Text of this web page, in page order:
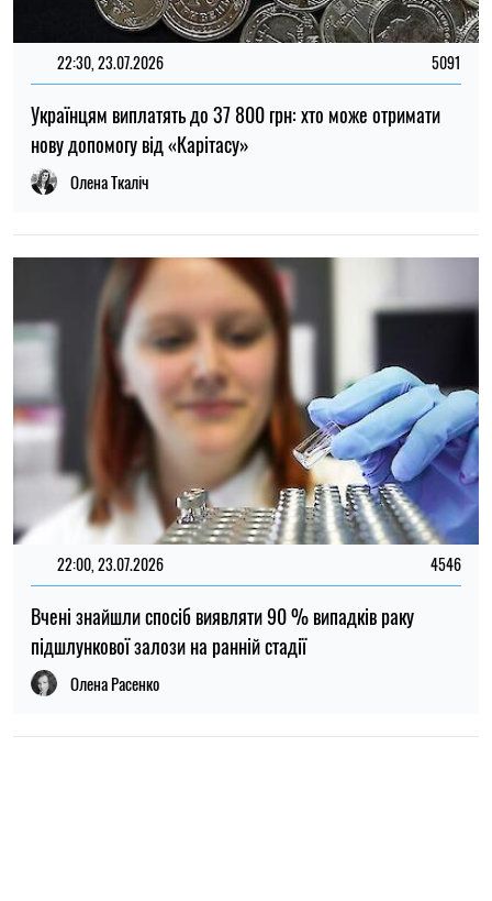
22:30, 23.07.2026 5091
Українцям виплатять до 37 800 грн: хто може отримати
нову допомогу від «Карітасу»
Олена Ткаліч
22:00, 23.07.2026 4546
Вчені знайшли спосіб виявляти 90 % випадків раку
підшлункової залози на ранній стадії
Олена Расенко